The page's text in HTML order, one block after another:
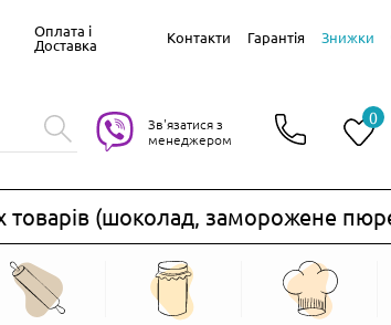
0
Зв'язатися з
менеджером
Оплата і
Доставка Контакти Гарантія Знижки
(шоколад, заморожене пюре,